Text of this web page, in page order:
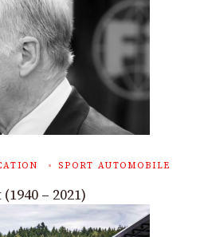
SPORT AUTOMOBILE
– 2021)